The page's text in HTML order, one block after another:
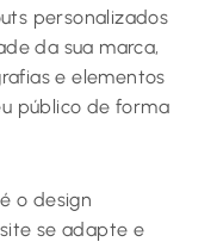
personalizados
da sua marca,
e elementos
público de forma
o design
se adapte e